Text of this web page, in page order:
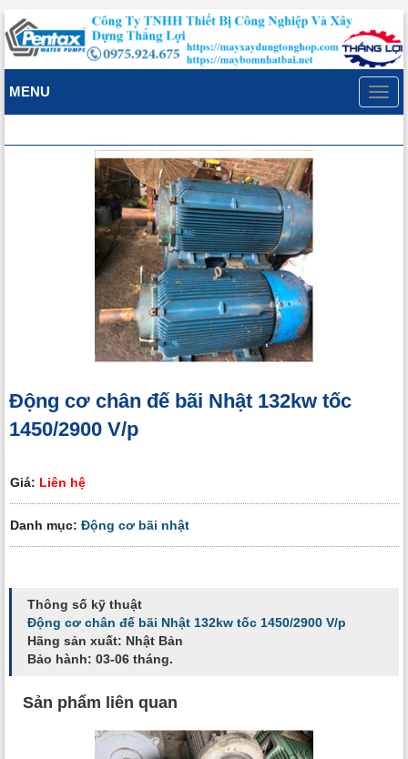
MENU
Động cơ chân đế bãi Nhật 132kw tốc
1450/2900 V/p
Giá: Liên hệ
Danh mục: Động cơ bãi nhật
Thông số kỹ thuật
Động cơ chân đế bãi Nhật 132kw tốc 1450/2900 V/p
Hãng sản xuất: Nhật Bản
Bảo hành: 03-06 tháng.
Sản phẩm liên quan